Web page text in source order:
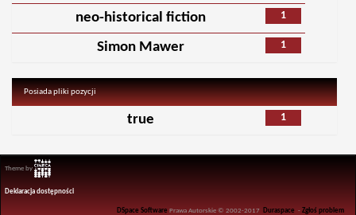
1
neo-historical fiction
1
Simon Mawer
Posiada pliki pozycji
1
true
Theme by
Deklaracja dostępności
DSpace Software Prawa Autorskie © 2002-2017 Duraspace -Zgłoś problem